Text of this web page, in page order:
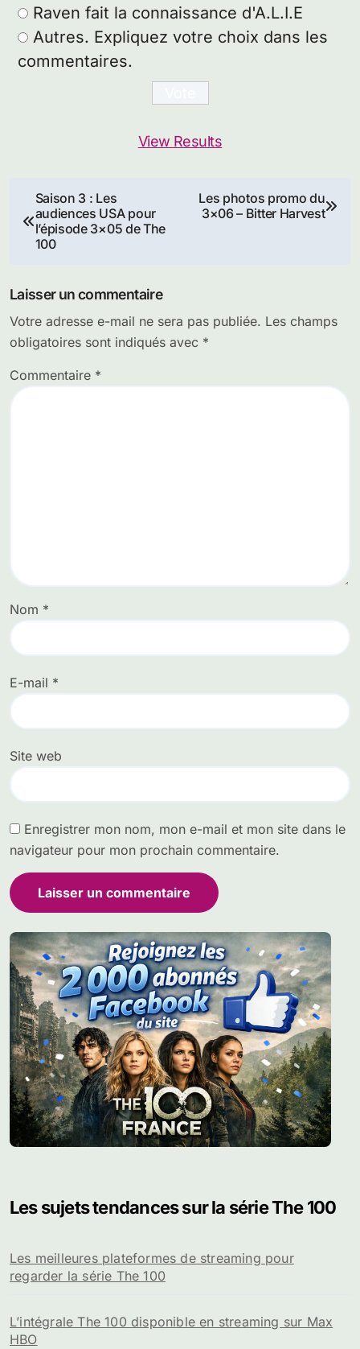
Raven fait la connaissance d'A.L.I.E
Autres. Expliquez votre choix dans les
commentaires.
View Results
Navigation
de
Saison 3 : Les
audiences USA pour
l’épisode 3×05 de The
100
Les photos promo du
3×06 – Bitter Harvest
Laisser un commentaire
Votre adresse e-mail ne sera pas publiée. Les champs
obligatoires sont indiqués avec *
Commentaire *
Nom *
E-mail *
Site web
Enregistrer mon nom, mon e-mail et mon site dans le
navigateur pour mon prochain commentaire.
Les sujets tendances sur la série The 100
Les meilleures plateformes de streaming pour
regarder la série The 100
L’intégrale The 100 disponible en streaming sur Max
HBO